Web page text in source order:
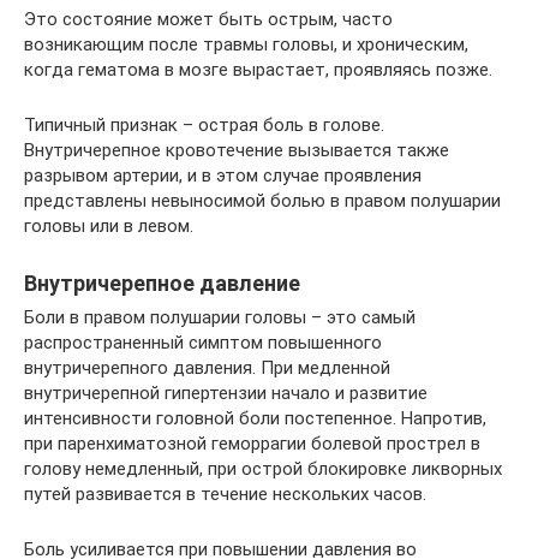
Это состояние может быть острым, часто
возникающим после травмы головы, и хроническим,
когда гематома в мозге вырастает, проявляясь позже.
Типичный признак – острая боль в голове.
Внутричерепное кровотечение вызывается также
разрывом артерии, и в этом случае проявления
представлены невыносимой болью в правом полушарии
головы или в левом.
Внутричерепное давление
Боли в правом полушарии головы – это самый
распространенный симптом повышенного
внутричерепного давления. При медленной
внутричерепной гипертензии начало и развитие
интенсивности головной боли постепенное. Напротив,
при паренхиматозной геморрагии болевой прострел в
голову немедленный, при острой блокировке ликворных
путей развивается в течение нескольких часов.
Боль усиливается при повышении давления во